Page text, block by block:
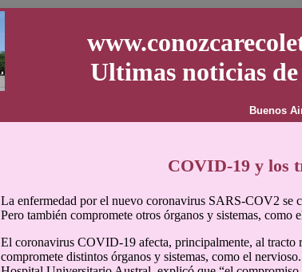
Ultimas noticias
Buenos
COVID-19 y los
La enfermedad por el nuevo coronavirus SARS-COV2 se
Pero también compromete otros órganos y sistemas, como
El coronavirus COVID-19 afecta, principalmente, al tracto
compromete distintos órganos y sistemas, como el